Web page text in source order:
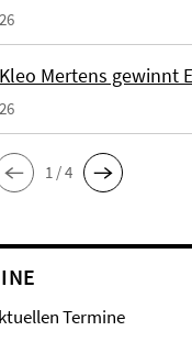
Mertens gewinnt
1 / 4
Termine